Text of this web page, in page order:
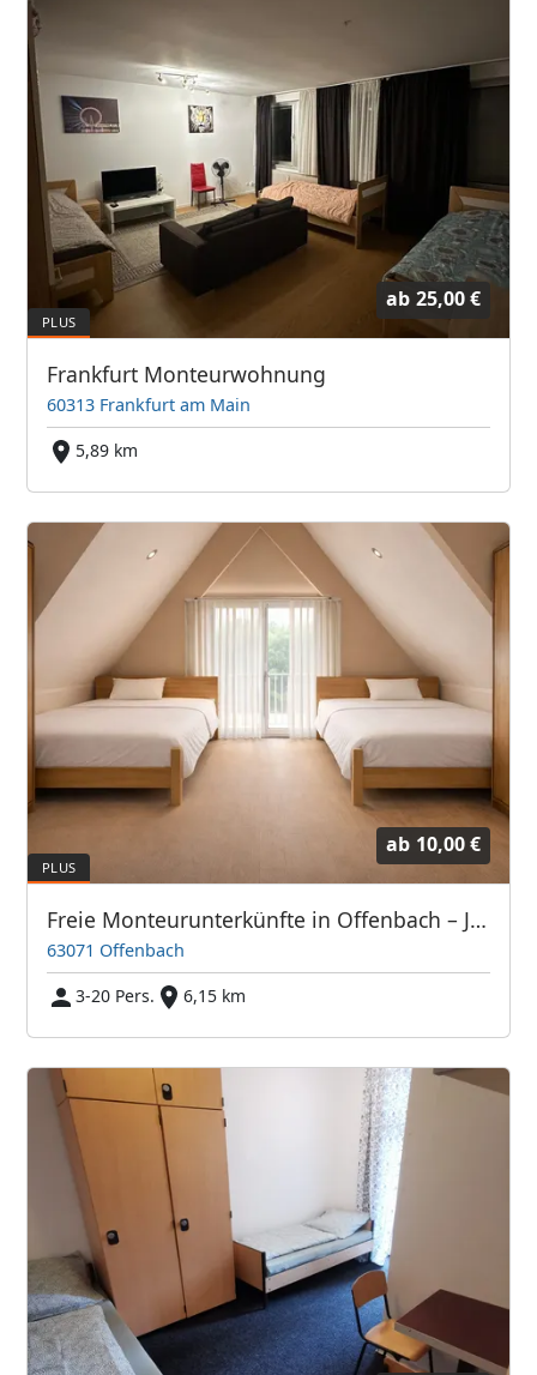
ab 25,00 €
Frankfurt Monteurwohnung
60313 Frankfurt am Main
5,89 km
ab 10,00 €
Freie Monteurunterkünfte in Offenbach – JETZT anrufen! Wir sprechen auch Polnisch
63071 Offenbach
3-20 Pers.
6,15 km